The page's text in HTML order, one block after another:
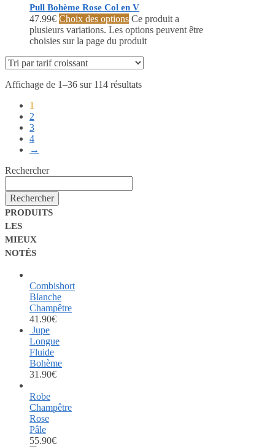
Pull Bohème Rose Col en V
47.99€ Choix des options Ce produit a
plusieurs variations. Les options peuvent être
choisies sur la page du produit
Affichage de 1–36 sur 114 résultats
1
2
3
4
→
Rechercher
Rechercher
PRODUITS
LES
MIEUX
NOTÉS
Combishort
Blanche
Champêtre
41.90€
Jupe
Longue
Fluide
Bohème
31.90€
Robe
Champêtre
Rose
Pâle
55.90€